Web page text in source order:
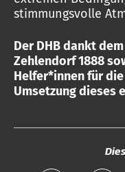
stimmungsvolle
Der DHB dankt
Zehlendorf 1888
Helfer*innen für
Umsetzung dieses